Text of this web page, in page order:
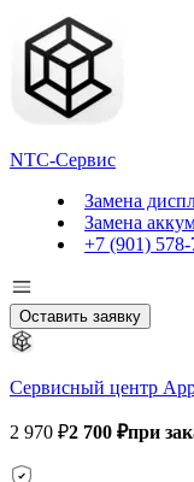
NTC-Сервис
Замена
Замена
+7 (901)
Оставить заявку
Сервисный центр
2 970 ₽2 700 ₽при